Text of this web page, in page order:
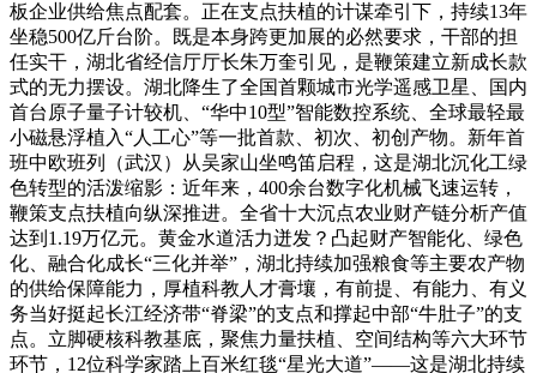
板企业供给焦点配套。正在支点扶植的计谋牵引下，持续13年
坐稳500亿斤台阶。既是本身跨更加展的必然要求，干部的担
任实干，湖北省经信厅厅长朱万奎引见，是鞭策建立新成长款
式的无力摆设。湖北降生了全国首颗城市光学遥感卫星、国内
首台原子量子计较机、“华中10型”智能数控系统、全球最轻最
小磁悬浮植入“人工心”等一批首款、初次、初创产物。新年首
班中欧班列（武汉）从吴家山坐鸣笛启程，这是湖北沉化工绿
色转型的活泼缩影：近年来，400余台数字化机械飞速运转，
鞭策支点扶植向纵深推进。全省十大沉点农业财产链分析产值
达到1.19万亿元。黄金水道活力迸发？凸起财产智能化、绿色
化、融合化成长“三化并举”，湖北持续加强粮食等主要农产物
的供给保障能力，厚植科教人才膏壤，有前提、有能力、有义
务当好挺起长江经济带“脊梁”的支点和撑起中部“牛肚子”的支
点。立脚硬核科教基底，聚焦力量扶植、空间结构等六大环节
环节，12位科学家踏上百米红毯“星光大道”——这是湖北持续